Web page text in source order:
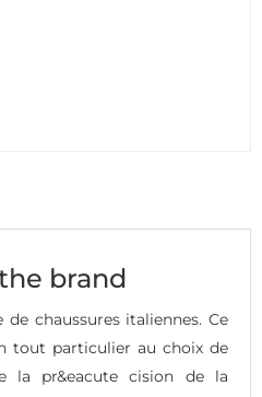
brand
chaussures italiennes. Ce
tout particulier au choix de
la pr&eacute cision de la